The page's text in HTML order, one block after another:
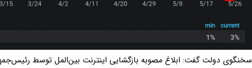
سخنگوی دولت گفت: ابلاغ مصوبه بازگشایی اینترنت بین‌المل توسط